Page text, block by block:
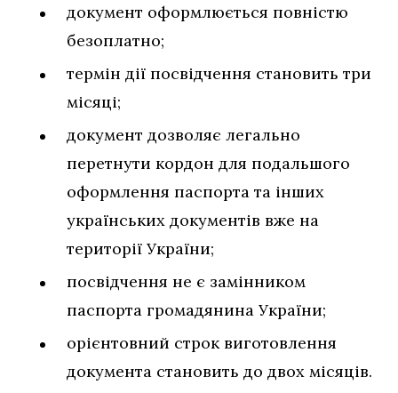
документ оформлюється повністю
безоплатно;
термін дії посвідчення становить три
місяці;
документ дозволяє легально
перетнути кордон для подальшого
оформлення паспорта та інших
українських документів вже на
території України;
посвідчення не є замінником
паспорта громадянина України;
орієнтовний строк виготовлення
документа становить до двох місяців.